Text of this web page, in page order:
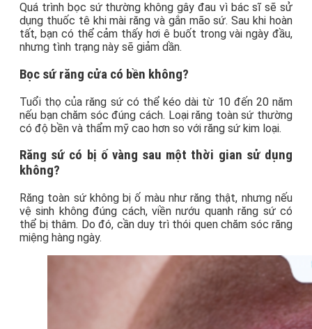
Quá trình bọc sứ thường không gây đau vì bác sĩ sẽ sử
dụng thuốc tê khi mài răng và gắn mão sứ. Sau khi hoàn
tất, bạn có thể cảm thấy hơi ê buốt trong vài ngày đầu,
nhưng tình trạng này sẽ giảm dần.
Bọc sứ răng cửa có bền không?
Tuổi thọ của răng sứ có thể kéo dài từ 10 đến 20 năm
nếu bạn chăm sóc đúng cách. Loại răng toàn sứ thường
có độ bền và thẩm mỹ cao hơn so với răng sứ kim loại.
Răng sứ có bị ố vàng sau một thời gian sử dụng
không?
Răng toàn sứ không bị ố màu như răng thật, nhưng nếu
vệ sinh không đúng cách, viền nướu quanh răng sứ có
thể bị thâm. Do đó, cần duy trì thói quen chăm sóc răng
miệng hàng ngày.